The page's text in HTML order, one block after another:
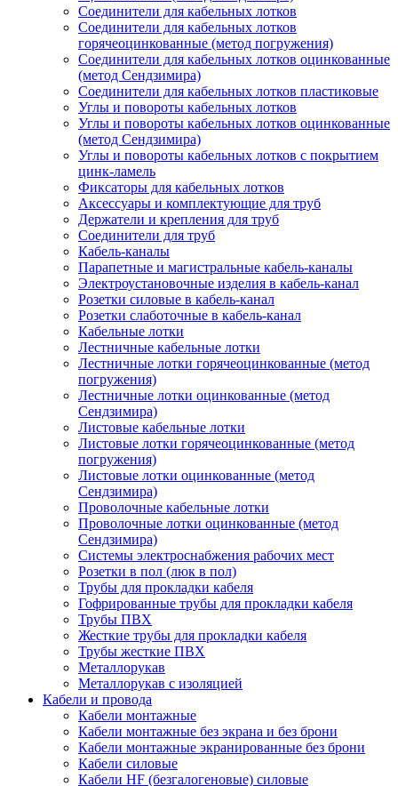
Соединители для кабельных лотков
Соединители для кабельных лотков
горячеоцинкованные (метод погружения)
Соединители для кабельных лотков оцинкованные
(метод Сендзимира)
Соединители для кабельных лотков пластиковые
Углы и повороты кабельных лотков
Углы и повороты кабельных лотков оцинкованные
(метод Сендзимира)
Углы и повороты кабельных лотков с покрытием
цинк-ламель
Фиксаторы для кабельных лотков
Аксессуары и комплектующие для труб
Держатели и крепления для труб
Соединители для труб
Кабель-каналы
Парапетные и магистральные кабель-каналы
Электроустановочные изделия в кабель-канал
Розетки силовые в кабель-канал
Розетки слаботочные в кабель-канал
Кабельные лотки
Лестничные кабельные лотки
Лестничные лотки горячеоцинкованные (метод
погружения)
Лестничные лотки оцинкованные (метод
Сендзимира)
Листовые кабельные лотки
Листовые лотки горячеоцинкованные (метод
погружения)
Листовые лотки оцинкованные (метод
Сендзимира)
Проволочные кабельные лотки
Проволочные лотки оцинкованные (метод
Сендзимира)
Системы электроснабжения рабочих мест
Розетки в пол (люк в пол)
Трубы для прокладки кабеля
Гофрированные трубы для прокладки кабеля
Трубы ПВХ
Жесткие трубы для прокладки кабеля
Трубы жесткие ПВХ
Металлорукав
Металлорукав с изоляцией
Кабели и провода
Кабели монтажные
Кабели монтажные без экрана и без брони
Кабели монтажные экранированные без брони
Кабели силовые
Кабели HF (безгалогеновые) силовые